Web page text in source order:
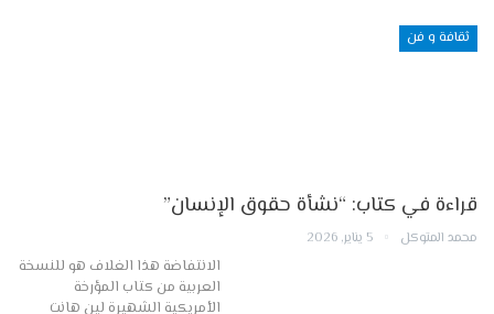
ثقافة و فن
قراءة في كتاب: “نشأة حقوق الإنسان”
محمد المتوكل 5 يناير, 2026
الانتفاضة هذا الغلاف هو للنسخة
العربية من كتاب المؤرخة
الأمريكية الشهيرة لين هانت